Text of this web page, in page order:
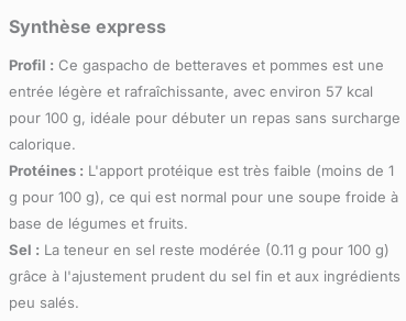
Synthèse express
Profil : Ce gaspacho de betteraves et pommes est une
entrée légère et rafraîchissante, avec environ 57 kcal
pour 100 g, idéale pour débuter un repas sans surcharge
calorique.
Protéines : L'apport protéique est très faible (moins de 1
g pour 100 g), ce qui est normal pour une soupe froide à
base de légumes et fruits.
Sel : La teneur en sel reste modérée (0.11 g pour 100 g)
grâce à l'ajustement prudent du sel fin et aux ingrédients
peu salés.